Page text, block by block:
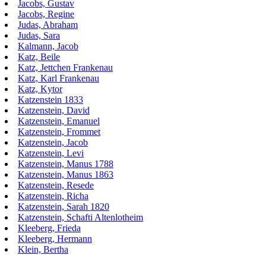
Jacobs, Gustav
Jacobs, Regine
Judas, Abraham
Judas, Sara
Kalmann, Jacob
Katz, Beile
Katz, Jettchen Frankenau
Katz, Karl Frankenau
Katz, Kytor
Katzenstein 1833
Katzenstein, David
Katzenstein, Emanuel
Katzenstein, Frommet
Katzenstein, Jacob
Katzenstein, Levi
Katzenstein, Manus 1788
Katzenstein, Manus 1863
Katzenstein, Resede
Katzenstein, Richa
Katzenstein, Sarah 1820
Katzenstein, Schafti Altenlotheim
Kleeberg, Frieda
Kleeberg, Hermann
Klein, Bertha